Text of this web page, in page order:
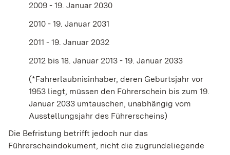
2009 - 19. Januar 2030
2010 - 19. Januar 2031
2011 - 19. Januar 2032
2012 bis 18. Januar 2013 - 19. Januar 2033
(*Fahrerlaubnisinhaber, deren Geburtsjahr vor
1953 liegt, müssen den Führerschein bis zum 19.
Januar 2033 umtauschen, unabhängig vom
Ausstellungsjahr des Führerscheins)
Die Befristung betrifft jedoch nur das
Führerscheindokument, nicht die zugrundeliegende